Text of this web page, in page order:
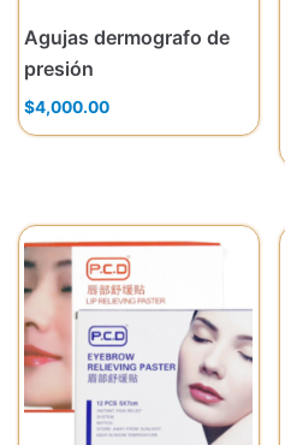
Agujas dermografo de
presión
$4,000.00